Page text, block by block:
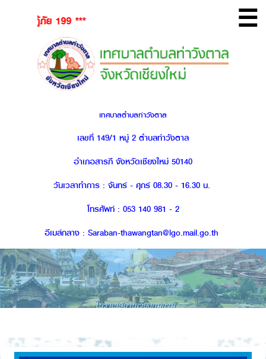
ภัย 199 *** ☰
เทศบาลตำบลท่าวังตาล
เลขที่ 149/1 หมู่ 2 ตำบลท่าวังตาล
อำเภอสารภี จังหวัดเชียงใหม่ 50140
วันเวลาทำการ : จันทร์ - ศุกร์ 08.30 - 16.30 น.
โทรศัพท์ : 053 140 981 - 2
อีเมล์กลาง : Saraban-thawangtan@lgo.mail.go.th